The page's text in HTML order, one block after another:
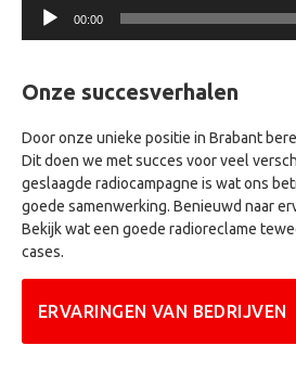
00:00
Onze succesverhalen
Door onze unieke positie in Brabant
Dit doen we met succes voor veel
geslaagde radiocampagne is wat ons
goede samenwerking. Benieuwd naar
Bekijk wat een goede radioreclame
cases.
ERVARINGEN VAN BEDRIJVEN